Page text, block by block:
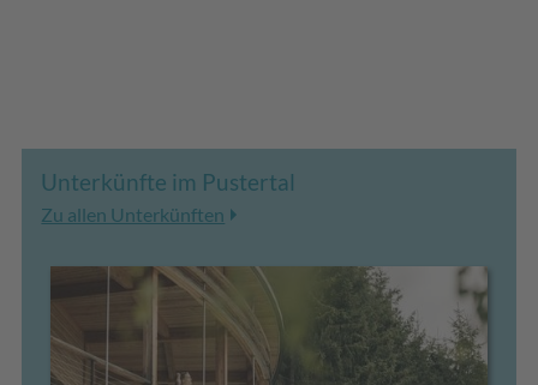
Unterkünfte im Pustertal
Zu allen Unterkünften